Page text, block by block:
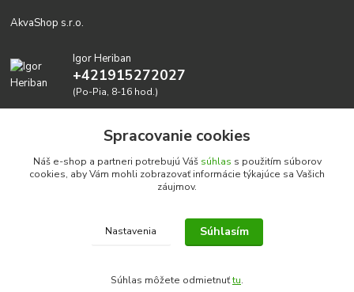
AkvaShop s.r.o.
Igor Heriban
+421915272027
(Po-Pia, 8-16 hod.)
Realizujeme prírodné akvária: AkvaShop s.r.o. • IBAN:
SK3911000000002947087849
Spracovanie cookies
Náš e-shop a partneri potrebujú Váš súhlas s použitím súborov
cookies, aby Vám mohli zobrazovať informácie týkajúce sa Vašich
záujmov.
Nastavenia Súhlasím
Súhlas môžete odmietnuťtu.